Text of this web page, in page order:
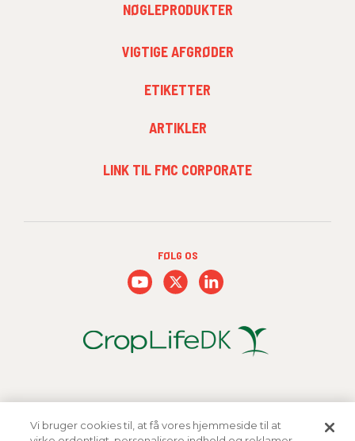
NØGLEPRODUKTER
VIGTIGE AFGRØDER
ETIKETTER
ARTIKLER
LINK TIL FMC CORPORATE
FØLG OS
Vi bruger cookies til, at få vores hjemmeside til at